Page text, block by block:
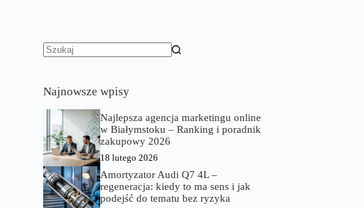
Najnowsze wpisy
Najlepsza agencja marketingu online
w Białymstoku – Ranking i poradnik
zakupowy 2026
18 lutego 2026
Amortyzator Audi Q7 4L –
regeneracja: kiedy to ma sens i jak
podejść do tematu bez ryzyka